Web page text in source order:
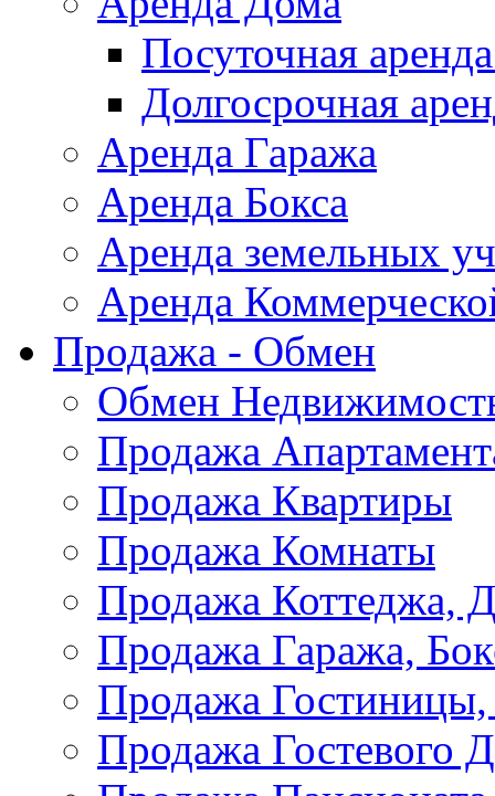
Посуточная
Долгосрочная
Аренда Гаража
Аренда Бокса
Аренда земельных
Аренда
Продажа - Обмен
Обмен
Продажа
Продажа Квартиры
Продажа Комнаты
Продажа Коттеджа,
Продажа Гаража,
Продажа
Продажа Гостевого